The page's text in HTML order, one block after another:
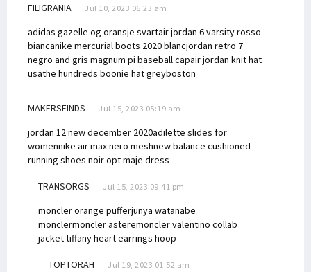
FILIGRANIA Jul 10, 2023 06:23 am
adidas gazelle og oransje svartair jordan 6 varsity rosso
biancanike mercurial boots 2020 blancjordan retro 7
negro and gris magnum pi baseball capair jordan knit hat
usathe hundreds boonie hat greyboston
MAKERSFINDS Jul 15, 2023 05:19 am
jordan 12 new december 2020adilette slides for
womennike air max nero meshnew balance cushioned
running shoes noiropt maje dress
TRANSORGS Jul 15, 2023 09:41 pm
moncler orange pufferjunya watanabe
monclermoncler asteremoncler valentino collab
jackettiffany heart earrings hoop
TOPTORAH Jul 19, 2023 01:52 am